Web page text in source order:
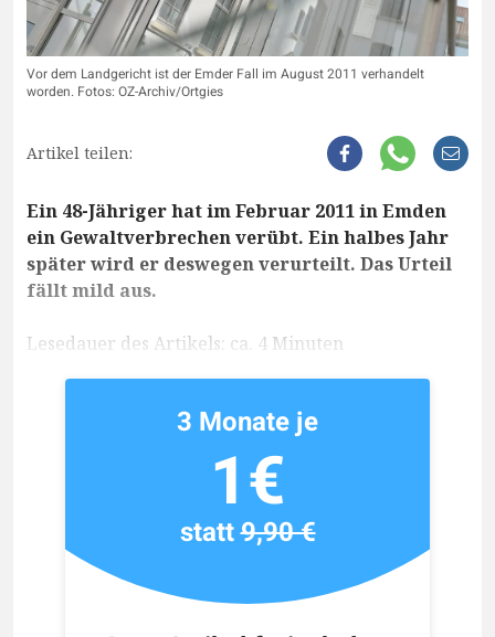
Vor dem Landgericht ist der Emder Fall im August 2011 verhandelt
worden. Fotos: OZ-Archiv/Ortgies
Artikel teilen:
Ein 48-Jähriger hat im Februar 2011 in Emden
ein Gewaltverbrechen verübt. Ein halbes Jahr
später wird er deswegen verurteilt. Das Urteil
fällt mild aus.
Lesedauer des Artikels: ca. 4 Minuten
3 Monate je
1€
statt9,90 €